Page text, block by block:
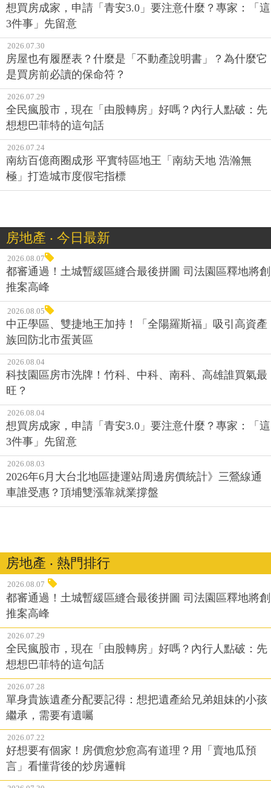
想買房成家，申請「青安3.0」要注意什麼？專家：「這
3件事」先留意
2026.07.30
房屋也有履歷表？什麼是「不動產說明書」？為什麼它
是買房前必讀的保命符？
2026.07.29
全民瘋股市，現在「由股轉房」好嗎？內行人點破：先
想想巴菲特的這句話
2026.07.24
南紡百億商圈成形 平實特區地王「南紡天地 浩瀚無
極」打造城市度假宅指標
房地產 ‧ 今日最新
2026.08.07
都審通過！土城暫緩區縫合最後拼圖 司法園區釋地將創
推案高峰
2026.08.05
中正學區、雙捷地王加持！「全陽羅斯福」吸引高資產
族回防北市蛋黃區
2026.08.04
科技園區房市洗牌！竹科、中科、南科、高雄誰買氣最
旺？
2026.08.04
想買房成家，申請「青安3.0」要注意什麼？專家：「這
3件事」先留意
2026.08.03
2026年6月大台北地區捷運站周邊房價統計》三鶯線通
車誰受惠？頂埔雙漲靠就業撐盤
房地產 ‧ 熱門排行
2026.08.07
都審通過！土城暫緩區縫合最後拼圖 司法園區釋地將創
推案高峰
2026.07.29
全民瘋股市，現在「由股轉房」好嗎？內行人點破：先
想想巴菲特的這句話
2026.07.28
單身貴族遺產分配要記得：想把遺產給兄弟姐妹的小孩
繼承，需要有遺囑
2026.07.22
好想要有個家！房價愈炒愈高有道理？用「賣地瓜預
言」看懂背後的炒房邏輯